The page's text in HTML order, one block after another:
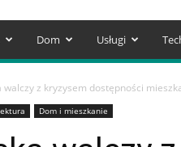
Dom Usługi
walczy z kryzysem dostępności
Dom i mieszkanie